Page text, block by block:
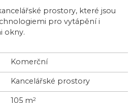
prostory, které jsou
pro vytápění i
okny.
Komerční
Kancelářské prostory
105 m2